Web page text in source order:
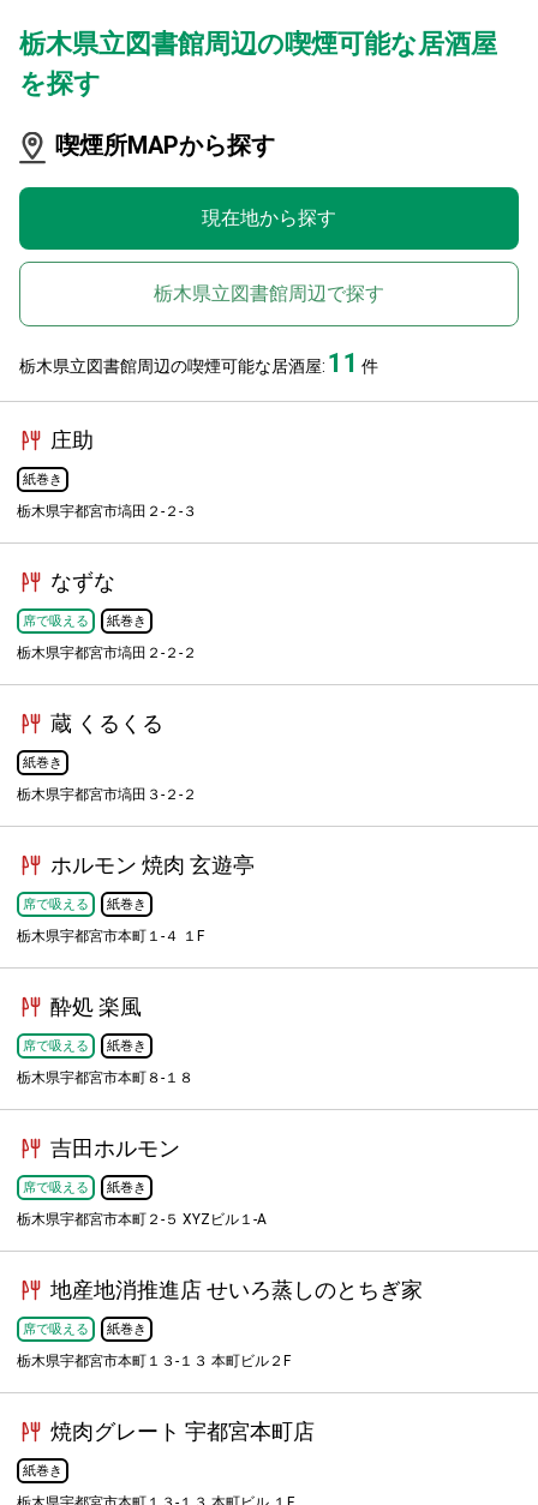
栃木県立図書館周辺の喫煙可能な居酒屋
を探す
喫煙所MAPから探す
現在地から探す
栃木県立図書館周辺で探す
栃木県立図書館周辺の喫煙可能な居酒屋: 11 件
庄助
紙巻き
栃木県宇都宮市塙田２-２-３
なずな
席で吸える 紙巻き
栃木県宇都宮市塙田２-２-２
蔵 くるくる
紙巻き
栃木県宇都宮市塙田３-２-２
ホルモン 焼肉 玄遊亭
席で吸える 紙巻き
栃木県宇都宮市本町１-４ １F
酔処 楽風
席で吸える 紙巻き
栃木県宇都宮市本町８-１８
吉田ホルモン
席で吸える 紙巻き
栃木県宇都宮市本町２-５ XYZビル１-A
地産地消推進店 せいろ蒸しのとちぎ家
席で吸える 紙巻き
栃木県宇都宮市本町１３-１３ 本町ビル２F
焼肉グレート 宇都宮本町店
紙巻き